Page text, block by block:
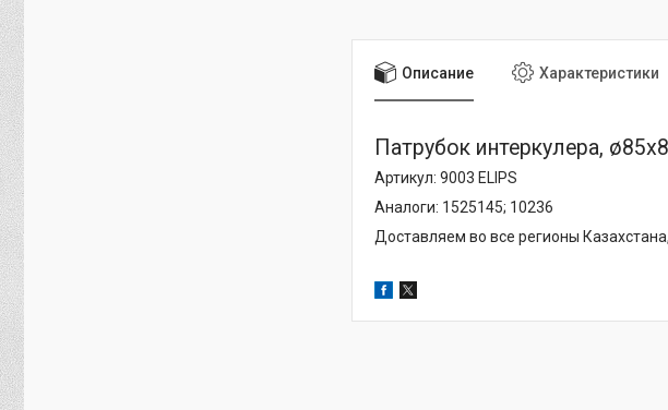
Описание Характеристики
Патрубок интеркулера,
Артикул: 9003 ELIPS
Аналоги: 1525145; 10236
Доставляем во все регионы